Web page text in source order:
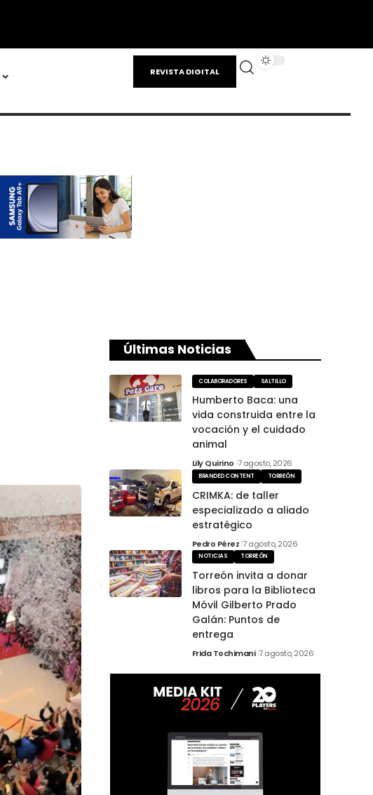
REVISTA DIGITAL
Últimas Noticias
COLABORADORES SALTILLO
Humberto Baca: una
vida construida entre la
vocación y el cuidado
animal
Lily Quirino 7 agosto, 2026
BRANDED CONTENT TORREÓN
CRIMKA: de taller
especializado a aliado
estratégico
Pedro Pérez 7 agosto, 2026
NOTICIAS TORREÓN
Torreón invita a donar
libros para la Biblioteca
Móvil Gilberto Prado
Galán: Puntos de
entrega
Frida Tochimani 7 agosto, 2026